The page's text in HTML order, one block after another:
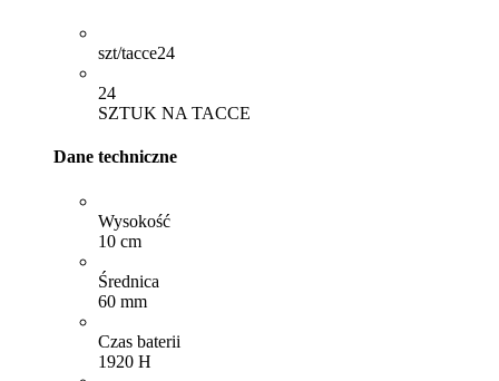
szt/tacce24
24
SZTUK NA TACCE
Dane techniczne
Wysokość
10 cm
Średnica
60 mm
Czas baterii
1920 H